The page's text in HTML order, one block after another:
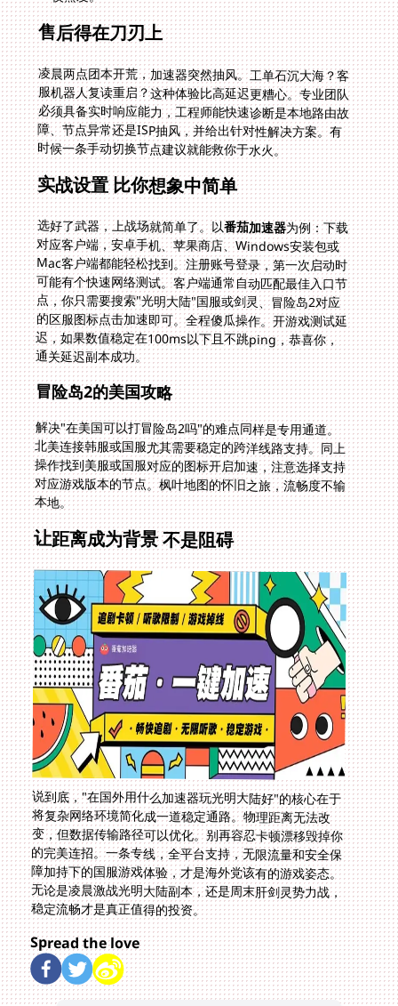
售后得在刀刃上
凌晨两点团本开荒，加速器突然抽风。工单石沉大海？客
服机器人复读重启？这种体验比高延迟更糟心。专业团队
必须具备实时响应能力，工程师能快速诊断是本地路由故
障、节点异常还是ISP抽风，并给出针对性解决方案。有
时候一条手动切换节点建议就能救你于水火。
实战设置 比你想象中简单
选好了武器，上战场就简单了。以番茄加速器为例：下载
对应客户端，安卓手机、苹果商店、Windows安装包或
Mac客户端都能轻松找到。注册账号登录，第一次启动时
可能有个快速网络测试。客户端通常自动匹配最佳入口节
点，你只需要搜索"光明大陆"国服或剑灵、冒险岛2对应
的区服图标点击加速即可。全程傻瓜操作。开游戏测试延
迟，如果数值稳定在100ms以下且不跳ping，恭喜你，
通关延迟副本成功。
冒险岛2的美国攻略
解决"在美国可以打冒险岛2吗"的难点同样是专用通道。
北美连接韩服或国服尤其需要稳定的跨洋线路支持。同上
操作找到美服或国服对应的图标开启加速，注意选择支持
对应游戏版本的节点。枫叶地图的怀旧之旅，流畅度不输
本地。
让距离成为背景 不是阻碍
说到底，"在国外用什么加速器玩光明大陆好"的核心在于
将复杂网络环境简化成一道稳定通路。物理距离无法改
变，但数据传输路径可以优化。别再容忍卡顿漂移毁掉你
的完美连招。一条专线，全平台支持，无限流量和安全保
障加持下的国服游戏体验，才是海外党该有的游戏姿态。
无论是凌晨激战光明大陆副本，还是周末肝剑灵势力战，
稳定流畅才是真正值得的投资。
Spread the love